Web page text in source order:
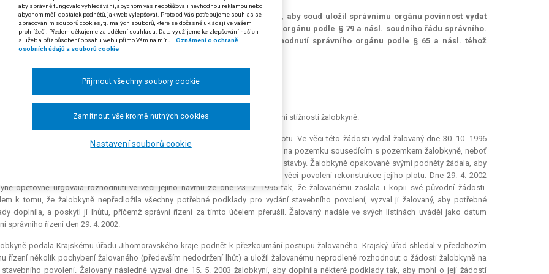
bylo správní řízení pravomocně zastaveno, nelze se domáhat toho, aby soud uložil správnímu orgánu povinnost vydat
ve věci samé v rámci řízení o ochraně proti nečinnosti správního orgánu podle § 79 a násl. soudního řádu správního.
prostředkem soudní ochrany je toliko řízení o žalobě proti rozhodnutí správního orgánu podle § 65 a násl. téhož
Nejvyššího správního soudu ze dne 16. 5. 2007, čj. 2 Ans 5/2006-96)
srov. č. 506/2005 Sb. NSS.
D. proti Městskému úřadu Mikulov o vydání stavebního povolení, o kasační stížnosti žalobkyně.
podala dne 23. 7. 1995 žádost o stavební povolení na rekonstrukci plotu. Ve věci této žádosti vydal žalovaný dne 30. 10. 1996
kterým řízení přerušil do doby odstranění stavby hospodářského objektu na pozemku sousedícím s pozemkem žalobkyně, neboť
se na něm nachází nepovolená stavba. Žalovaný také nařídil odstranění této stavby. Žalobkyně opakovaně svými podněty žádala, aby
stavba odstraněna, čímž by odpadla překážka dalšího postupu ve věci povolení rekonstrukce jejího plotu. Dne 29. 4. 2002
opětovně urgovala rozhodnutí ve věci jejího návrhu ze dne 23. 7. 1995 tak, že žalovanému zaslala i kopii své původní žádosti.
k tomu, že žalobkyně nepředložila všechny potřebné podklady pro vydání stavebního povolení, vyzval ji žalovaný, aby potřebné
doplnila, a poskytl jí lhůtu, přičemž správní řízení za tímto účelem přerušil. Žalovaný nadále ve svých listinách uváděl jako datum
správního řízení den 29. 4. 2002.
podala Krajskému úřadu Jihomoravského kraje podnět k přezkoumání postupu žalovaného. Krajský úřad shledal v předchozím
řízení několik pochybení žalovaného (především nedodržení lhůt) a uložil žalovanému neprodleně rozhodnout o žádosti žalobkyně na
stavebního povolení. Žalovaný následně vyzval dne 15. 5. 2003 žalobkyni, aby doplnila některé podklady tak, aby mohl o její žádosti
aby správně fungovalo vyhledávání, abychom vás neobtěžovali nevhodnou reklamou nebo
abychom měli dostatek podnětů, jak web vylepšovat. Proto od Vás potřebujeme souhlas se
zpracováním souborů cookies, tj. malých souborů, které se dočasně ukládají ve vašem
prohlížeči. Předem děkujeme za udělení souhlasu. Data využijeme ke zlepšování našich
služeb a přizpůsobení obsahu webu přímo Vám na míru.
Oznámení o ochraně
osobních údajů a souborů cookie
Nastavení souborů cookie
Zamítnout vše kromě nutných cookies
Přijmout všechny soubory cookie